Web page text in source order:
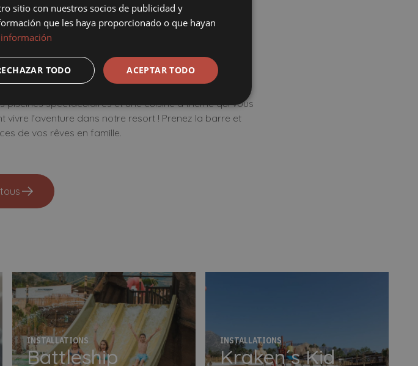
Vous choisissez
dans notre resort !
spectaculaires et une cuisine à thème qui vous
vivre l'aventure dans notre resort ! Prenez la barre et
de vos rêves en famille.
INSTALLATIONS
Battleship
INSTALLATIONS
Kraken´s Kid
sitio con nuestros socios de publicidad y
que les haya proporcionado o que hayan
ACEPTAR TODO
TODO